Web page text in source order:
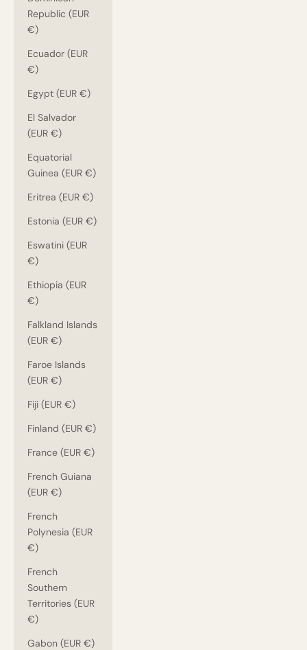
Republic (EUR
€)
Ecuador (EUR
€)
Egypt (EUR €)
El Salvador
(EUR €)
Equatorial
Guinea (EUR €)
Eritrea (EUR €)
Estonia (EUR €)
Eswatini (EUR
€)
Ethiopia (EUR
€)
Falkland Islands
(EUR €)
Faroe Islands
(EUR €)
Fiji (EUR €)
Finland (EUR €)
France (EUR €)
French Guiana
(EUR €)
French
Polynesia (EUR
€)
French
Southern
Territories (EUR
€)
Gabon (EUR €)